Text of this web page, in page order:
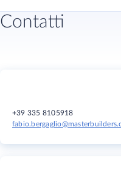
Contatti
+39 335 8105918